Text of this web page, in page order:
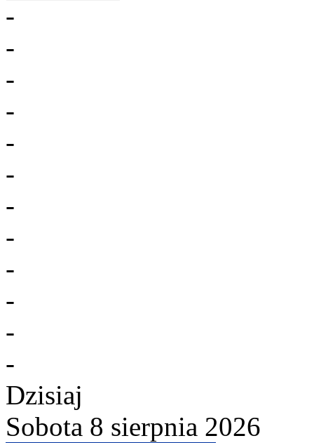
-
-
-
-
-
-
-
-
-
-
-
-
Dzisiaj
Sobota 8 sierpnia 2026